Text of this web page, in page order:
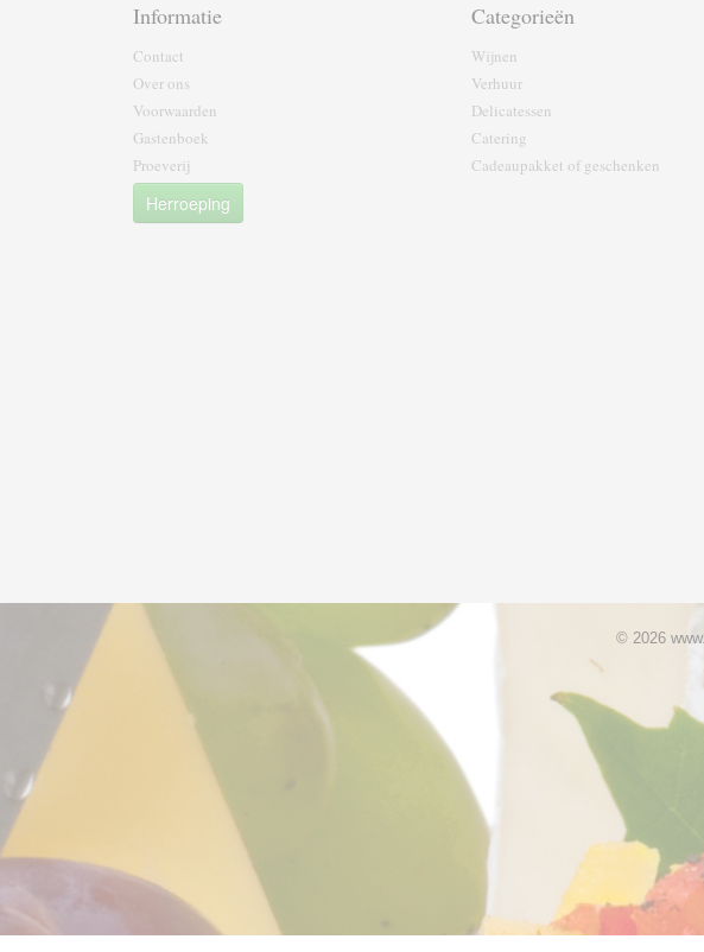
Informatie
Contact
Over ons
Voorwaarden
Gastenboek
Proeverij
Herroeping
Categorieën
Wijnen
Verhuur
Delicatessen
Catering
Cadeaupakket of geschenk‎en
© 2026